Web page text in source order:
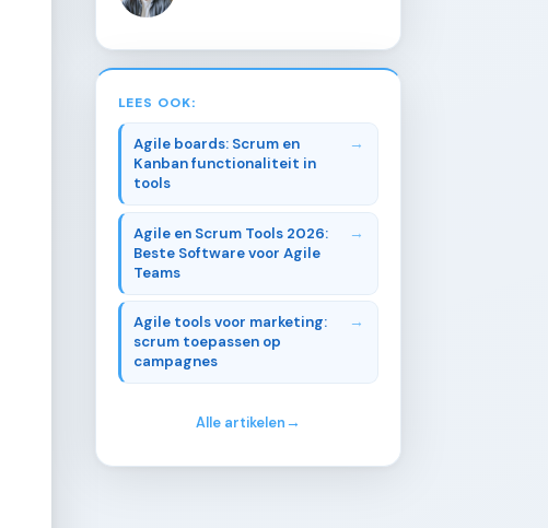
LEES OOK:
Agile boards: Scrum en
Kanban functionaliteit in
tools
Agile en Scrum Tools 2026:
Beste Software voor Agile
Teams
Agile tools voor marketing:
scrum toepassen op
campagnes
Alle artikelen